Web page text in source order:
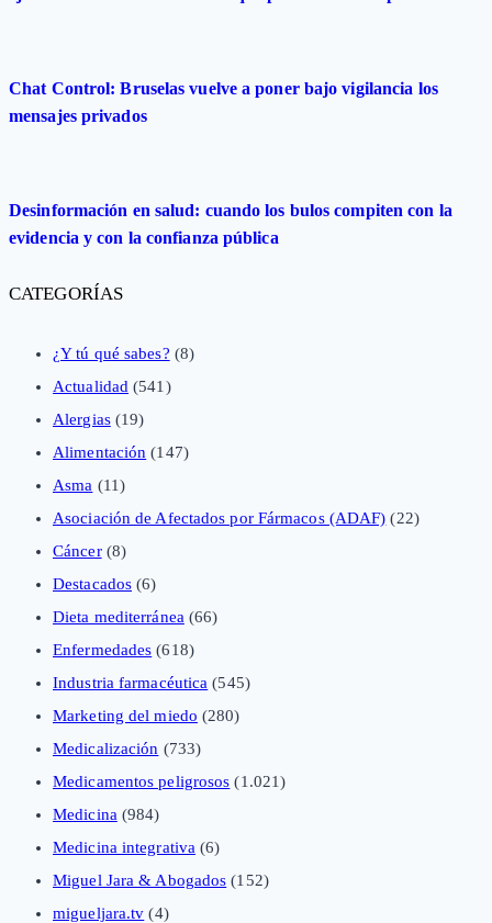
Chat Control: Bruselas vuelve a poner bajo vigilancia los
mensajes privados
Desinformación en salud: cuando los bulos compiten con la
evidencia y con la confianza pública
CATEGORÍAS
¿Y tú qué sabes? (8)
Actualidad (541)
Alergias(19)
Alimentación (147)
Asma (11)
Asociación de Afectados por Fármacos (ADAF) (22)
Cáncer(8)
Destacados (6)
Dieta mediterránea (66)
Enfermedades (618)
Industria farmacéutica (545)
Marketing del miedo (280)
Medicalización (733)
Medicamentos peligrosos (1.021)
Medicina (984)
Medicina integrativa (6)
Miguel Jara & Abogados (152)
migueljara.tv (4)